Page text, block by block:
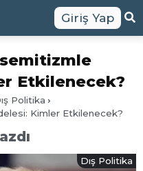
Giriş Yap
Etkilenecek?
Politika
Kimler Etkilenecek?
Dış Politika